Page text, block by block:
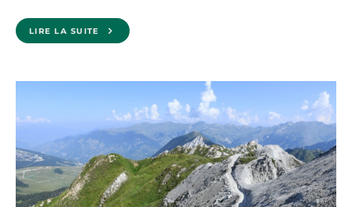
LIRE LA SUITE